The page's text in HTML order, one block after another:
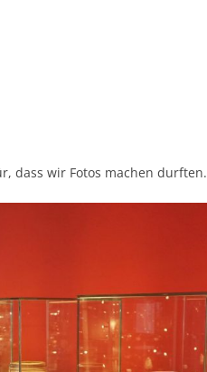
dass wir Fotos machen durften.